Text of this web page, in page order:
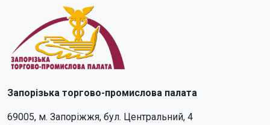
Запорізька торгово-промислова палата
69005, м. Запоріжжя, бул. Центральний, 4